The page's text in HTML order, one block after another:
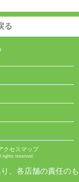
る
クセスマップ
rights reserved.
、各店舗の責任のも